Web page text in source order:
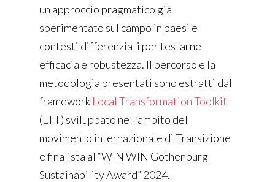
un approccio pragmatico già
sperimentato sul campo in paesi e
contesti differenziati per testarne
efficacia e robustezza. Il percorso e la
metodologia presentati sono estratti dal
framework Local Transformation Toolkit
(LTT) sviluppato nell’ambito del
movimento internazionale di Transizione
e finalista al “WIN WIN Gothenburg
Sustainability Award” 2024.